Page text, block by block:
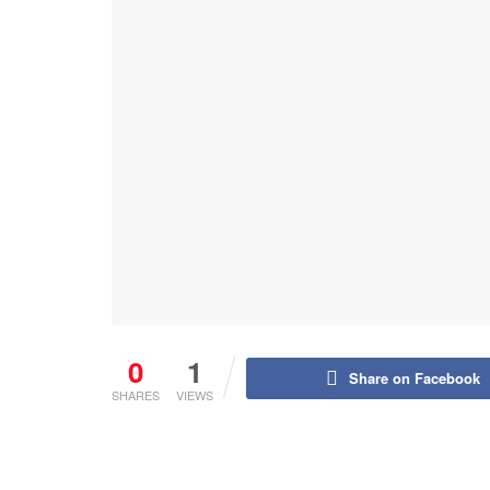
0
SHARES
1
VIEWS
Share on Facebook